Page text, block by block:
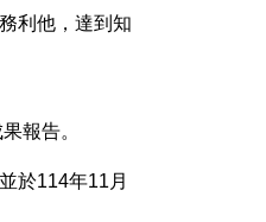
利他，達到知
報告。
於114年11月